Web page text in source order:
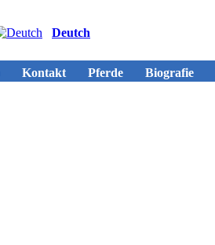
Deutch
Kontakt Pferde Biografie